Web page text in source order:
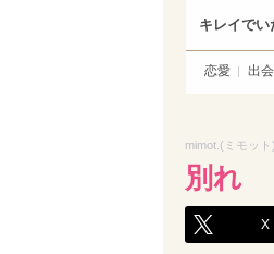
キレイでい
恋愛 出
mimot.(ミモット)
別れ
X